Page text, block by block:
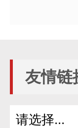
友情链